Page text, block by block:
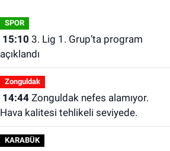
SPOR
15:10
açıklandı
Zonguldak
14:44Zonguldak nefes alamıyor.
Hava kalitesi tehlikeli seviyede.
KARABÜK